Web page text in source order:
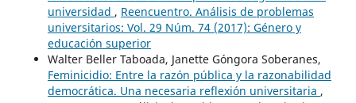
universidad , Reencuentro. Análisis de problemas
universitarios: Vol. 29 Núm. 74 (2017): Género y
educación superior
Walter Beller Taboada, Janette Góngora Soberanes,
Feminicidio: Entre la razón pública y la razonabilidad
democrática. Una necesaria reflexión universitaria ,